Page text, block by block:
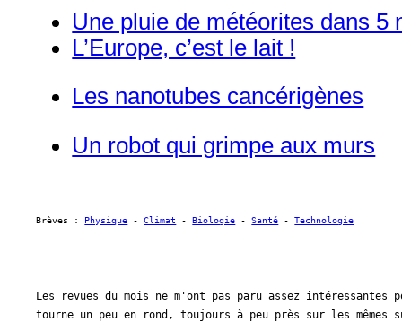
Une pluie de météorites dans 5
L’Europe, c’est le lait !
Les nanotubes cancérigènes
Un robot qui grimpe aux murs
Brèves : Physique - Climat - Biologie - Santé - Technologie
Les revues du mois ne m'ont pas paru assez
tourne un peu en rond, toujours à peu près sur les mêmes